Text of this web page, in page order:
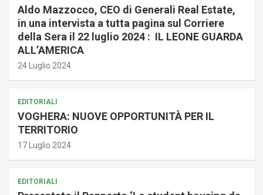
Aldo Mazzocco, CEO di Generali Real Estate,
in una intervista a tutta pagina sul Corriere
della Sera il 22 luglio 2024 : IL LEONE GUARDA
ALL’AMERICA
24 Luglio 2024
EDITORIALI
VOGHERA: NUOVE OPPORTUNITÀ PER IL
TERRITORIO
17 Luglio 2024
EDITORIALI